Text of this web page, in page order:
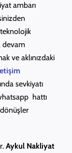
ambarı
devam
ve aklınızdaki
sevkiyatı
hattı
Aykul Nakliyat